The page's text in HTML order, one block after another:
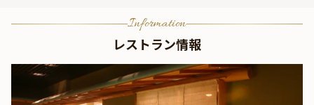
Information
レストラン情報